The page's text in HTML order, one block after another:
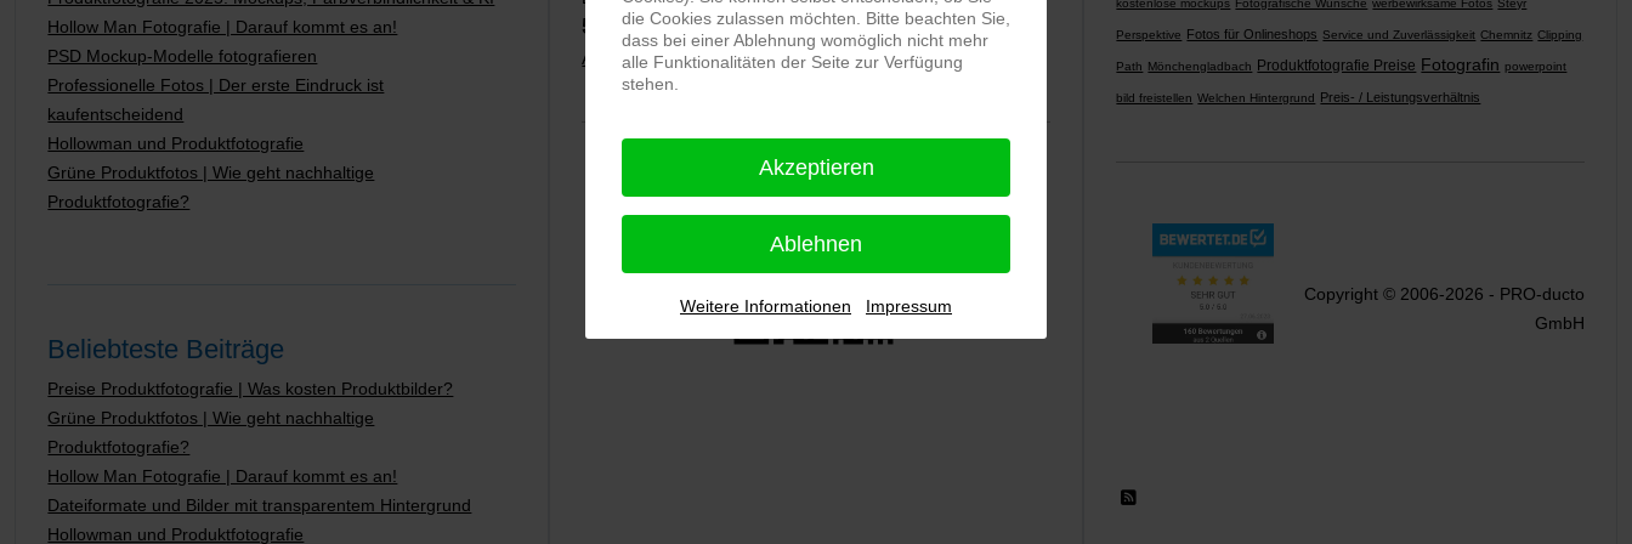
Hollow Man Fotografie | Darauf kommt es an!
PSD Mockup-Modelle fotografieren
Professionelle Fotos | Der erste Eindruck ist
kaufentscheidend
Hollowman und Produktfotografie
Grüne Produktfotos | Wie geht nachhaltige
Produktfotografie?
Beliebteste Beiträge
Preise Produktfotografie | Was kosten Produktbilder?
Grüne Produktfotos | Wie geht nachhaltige
Produktfotografie?
Hollow Man Fotografie | Darauf kommt es an!
Dateiformate und Bilder mit transparentem Hintergrund
Hollowman und Produktfotografie
5,0 ⭐⭐⭐⭐⭐bei 144 Google-Rezensionen (Stand 02.01.2026)
Alle Rezensionen ansehen|Bewertung abgeben
kostenlose mockups Fotografische Wünsche werbewirksame Fotos Steyr
Perspektive Fotos für Onlineshops Service und Zuverlässigkeit Chemnitz Clipping
Path Mönchengladbach Produktfotografie Preise Fotografin powerpoint
bild freistellen Welchen Hintergrund Preis- / Leistungsverhältnis
Copyright © 2006-2026 - PRO-ducto
GmbH
die Cookies zulassen möchten. Bitte beachten Sie,
dass bei einer Ablehnung womöglich nicht mehr
alle Funktionalitäten der Seite zur Verfügung
stehen.
Akzeptieren
Ablehnen
Weitere Informationen Impressum